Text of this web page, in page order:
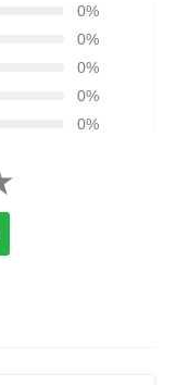
0%
0%
0%
0%
0%